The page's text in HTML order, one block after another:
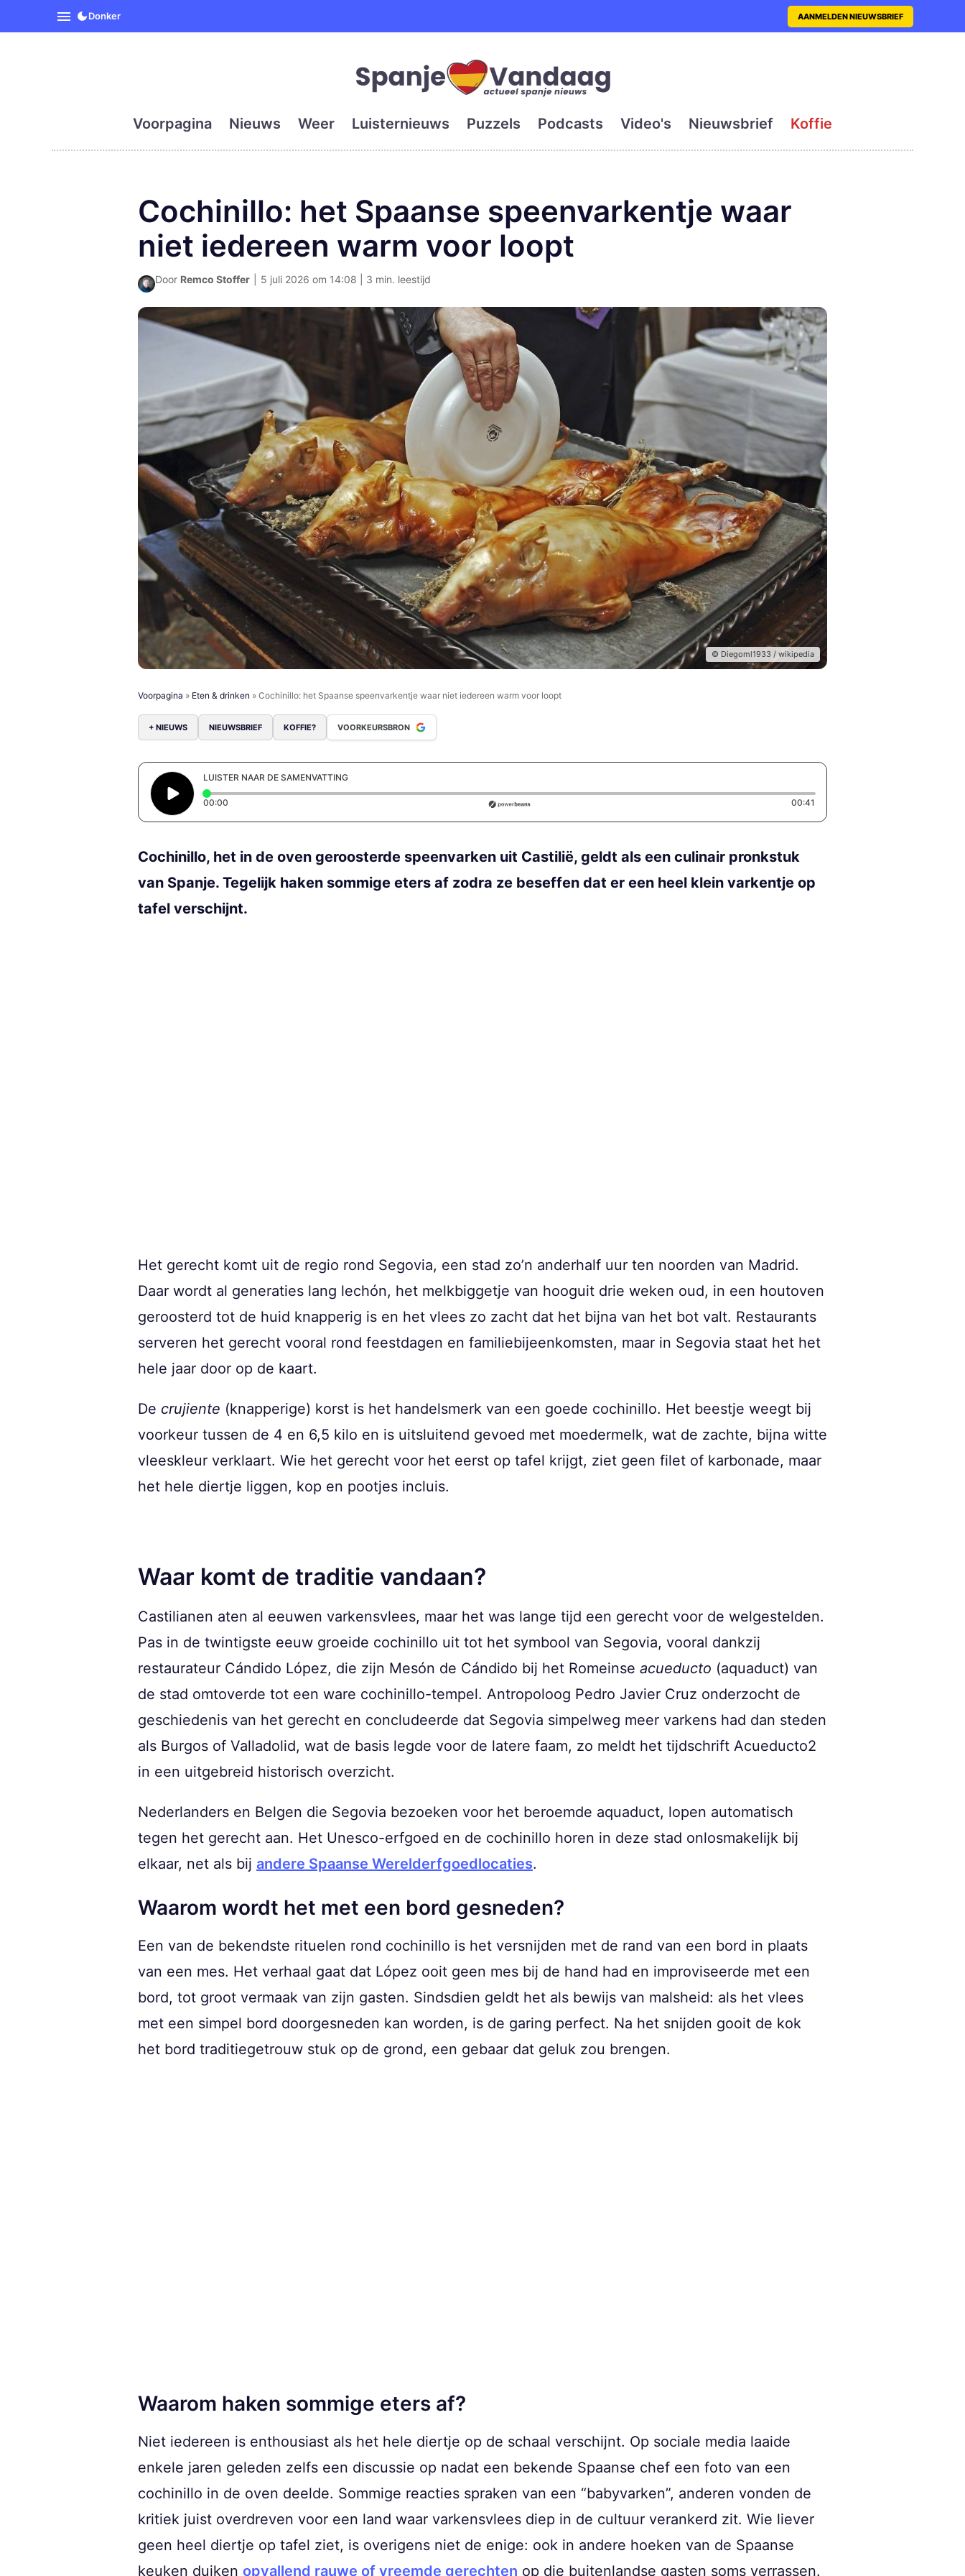
SpanjeVandaag is de eerste en grootste digitale krant met actueel en
Donker AANMELDEN NIEUWSBRIEF
Voorpagina Nieuws Weer Luisternieuws Puzzels Podcasts Video's Nieuwsbrief Koffie
Cochinillo: het Spaanse speenvarkentje waar
niet iedereen warm voor loopt
Door Remco Stoffer 5 juli 2026 om 14:08 | 3 min. leestijd
© Diegoml1933 / wikipedia
Voorpagina » Eten & drinken » Cochinillo: het Spaanse speenvarkentje waar niet iedereen warm voor loopt
+ NIEUWS NIEUWSBRIEF KOFFIE? VOORKEURSBRON
LUISTER NAAR DE SAMENVATTING
00:00 00:41Duration: 41 seconds
Cochinillo, het in de oven geroosterde speenvarken uit Castilië, geldt als een culinair pronkstuk
van Spanje. Tegelijk haken sommige eters af zodra ze beseffen dat er een heel klein varkentje op
tafel verschijnt.
Het gerecht komt uit de regio rond Segovia, een stad zo’n anderhalf uur ten noorden van Madrid.
Daar wordt al generaties lang lechón, het melkbiggetje van hooguit drie weken oud, in een houtoven
geroosterd tot de huid knapperig is en het vlees zo zacht dat het bijna van het bot valt. Restaurants
serveren het gerecht vooral rond feestdagen en familiebijeenkomsten, maar in Segovia staat het het
hele jaar door op de kaart.
De crujiente (knapperige) korst is het handelsmerk van een goede cochinillo. Het beestje weegt bij
voorkeur tussen de 4 en 6,5 kilo en is uitsluitend gevoed met moedermelk, wat de zachte, bijna witte
vleeskleur verklaart. Wie het gerecht voor het eerst op tafel krijgt, ziet geen filet of karbonade, maar
het hele diertje liggen, kop en pootjes incluis.
Waar komt de traditie vandaan?
Castilianen aten al eeuwen varkensvlees, maar het was lange tijd een gerecht voor de welgestelden.
Pas in de twintigste eeuw groeide cochinillo uit tot het symbool van Segovia, vooral dankzij
restaurateur Cándido López, die zijn Mesón de Cándido bij het Romeinse acueducto (aquaduct) van
de stad omtoverde tot een ware cochinillo-tempel. Antropoloog Pedro Javier Cruz onderzocht de
geschiedenis van het gerecht en concludeerde dat Segovia simpelweg meer varkens had dan steden
als Burgos of Valladolid, wat de basis legde voor de latere faam, zo meldt het tijdschrift Acueducto2
in een uitgebreid historisch overzicht.
Nederlanders en Belgen die Segovia bezoeken voor het beroemde aquaduct, lopen automatisch
tegen het gerecht aan. Het Unesco-erfgoed en de cochinillo horen in deze stad onlosmakelijk bij
elkaar, net als bij andere Spaanse Werelderfgoedlocaties.
Waarom wordt het met een bord gesneden?
Een van de bekendste rituelen rond cochinillo is het versnijden met de rand van een bord in plaats
van een mes. Het verhaal gaat dat López ooit geen mes bij de hand had en improviseerde met een
bord, tot groot vermaak van zijn gasten. Sindsdien geldt het als bewijs van malsheid: als het vlees
met een simpel bord doorgesneden kan worden, is de garing perfect. Na het snijden gooit de kok
het bord traditiegetrouw stuk op de grond, een gebaar dat geluk zou brengen.
Waarom haken sommige eters af?
Niet iedereen is enthousiast als het hele diertje op de schaal verschijnt. Op sociale media laaide
enkele jaren geleden zelfs een discussie op nadat een bekende Spaanse chef een foto van een
cochinillo in de oven deelde. Sommige reacties spraken van een “babyvarken”, anderen vonden de
kritiek juist overdreven voor een land waar varkensvlees diep in de cultuur verankerd zit. Wie liever
geen heel diertje op tafel ziet, is overigens niet de enige: ook in andere hoeken van de Spaanse
keuken duiken opvallend rauwe of vreemde gerechten op die buitenlandse gasten soms verrassen.